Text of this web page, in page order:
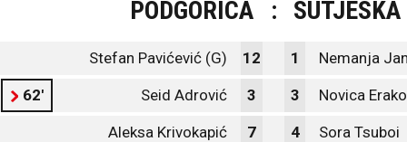
PODGORICA : SUTJESKA
Stefan Pavićević (G) 12 1 Nemanja
62' Seid Adrović 3 3 Novica
Aleksa Krivokapić 7 4 Sora Tsuboi